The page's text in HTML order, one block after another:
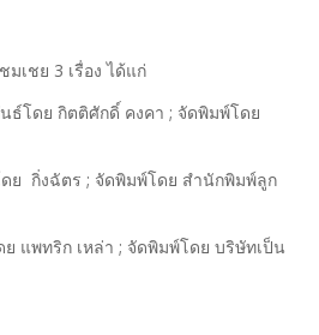
เชย 3 เรื่อง ได้แก่
ธ์โดย กิตติศักดิ์ คงคา ; จัดพิมพ์โดย
ย กิ่งฉัตร ; จัดพิมพ์โดย สำนักพิมพ์ลูก
แพทริก เหล่า ; จัดพิมพ์โดย บริษัทเป็น